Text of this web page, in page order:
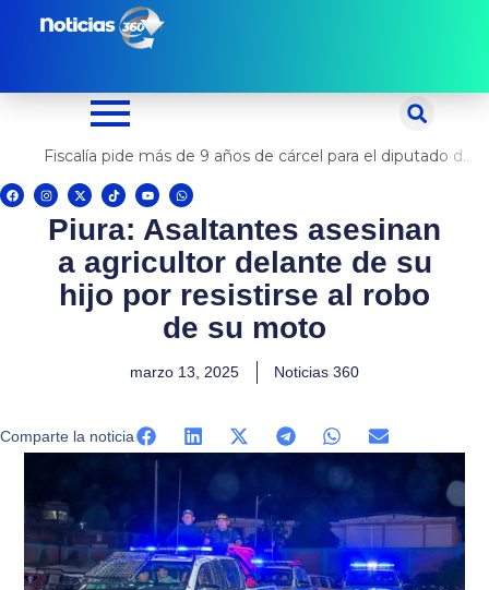
Fiscalía pide más de 9 años de cárcel para el diputado de oposición Harvey Colchado
F
a
c
I
n
s
X
-
t
w
i
e
r
T
i
k
t
o
Y
o
u
t
u
e
W
h
a
t
s
a
p
p
Piura: Asaltantes asesinan
a agricultor delante de su
hijo por resistirse al robo
de su moto
marzo 13, 2025 Noticias 360
Comparte la noticia